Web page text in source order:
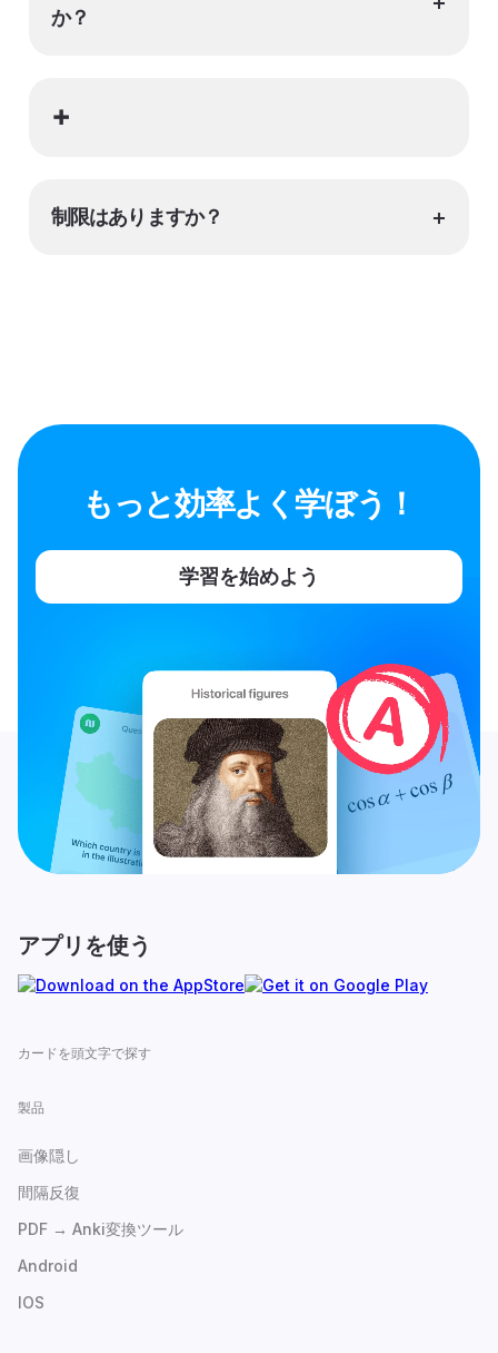
か？
+
制限はありますか？ +
もっと効率よく学ぼう！
学習を始めよう
アプリを使う
カードを頭文字で探す
製品
画像隠し
間隔反復
PDF → Anki変換ツール
Android
IOS